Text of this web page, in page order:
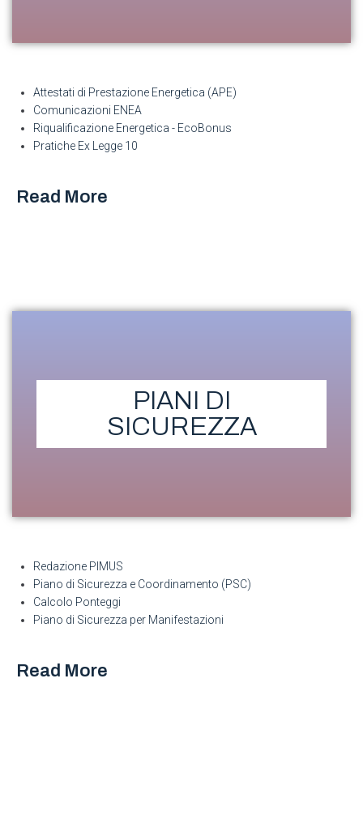
Attestati di Prestazione Energetica (APE)
Comunicazioni ENEA
Riqualificazione Energetica - EcoBonus
Pratiche Ex Legge 10
Read More
PIANI DI
SICUREZZA
Redazione PIMUS
Piano di Sicurezza e Coordinamento (PSC)
Calcolo Ponteggi
Piano di Sicurezza per Manifestazioni
Read More
Newsletter
Resta sempre aggiornato, iscriviti alla nostra newsletter!!!